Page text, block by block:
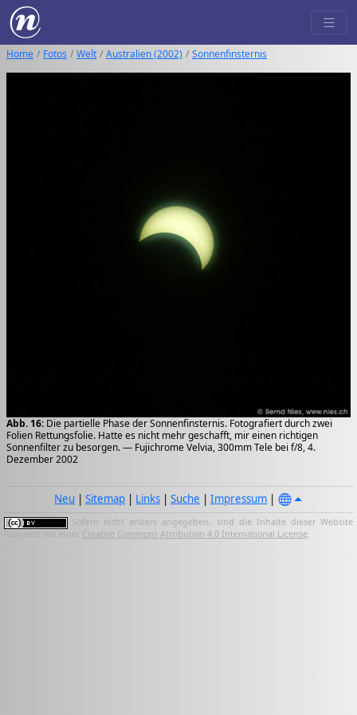
Home Fotos Welt Australien (2002) Sonnenfinsternis
Abb. 16: Die partielle Phase der Sonnenfinsternis. Fotografiert durch zwei
Folien Rettungsfolie. Hatte es nicht mehr geschafft, mir einen richtigen
Sonnenfilter zu besorgen. — Fujichrome Velvia, 300mm Tele bei f/8, 4.
Dezember 2002
Neu |Sitemap | Links |Suche |Impressum |
Sofern nicht anders angegeben, sind die Inhalte dieser Website
lizenziert mit einer Creative Commons Attribution 4.0 International License.